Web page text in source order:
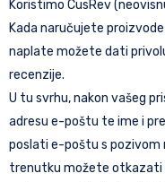
Koristimo CusRev
Kada naručujete
naplate možete dati
recenzije.
U tu svrhu, nakon vašeg
adresu e-poštu te ime i
poslati e-poštu s pozivom
trenutku možete otkazati